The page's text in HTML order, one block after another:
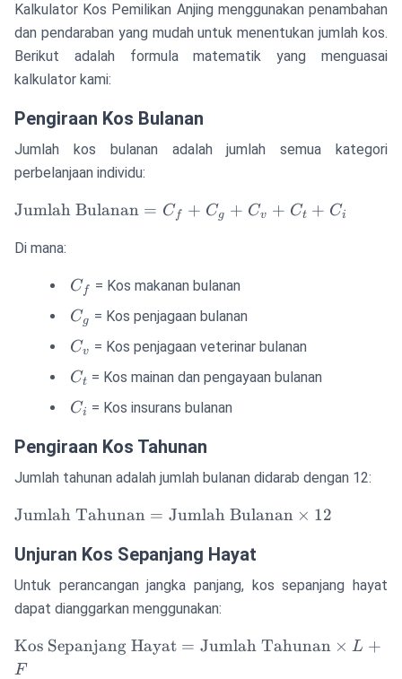
boleh
Kalkulator Kos Pemilikan Anjing menggunakan penambahan
dan pendaraban yang mudah untuk menentukan jumlah kos.
Berikut adalah formula matematik yang menguasai
kalkulator kami:
Pengiraan Kos Bulanan
Jumlah kos bulanan adalah jumlah semua kategori
perbelanjaan individu:
\text{Jumlah
C_f + C_g +
Jumlah Bulanan = Cf + Cg + Cv + Ct + Ci
Di mana:
C_f
Cf = Kos makanan bulanan
C_g
Cg = Kos penjagaan bulanan
C_v
Cv = Kos penjagaan veterinar bulanan
C_t
Ct = Kos mainan dan pengayaan bulanan
C_i
Ci = Kos insurans bulanan
Pengiraan Kos Tahunan
Jumlah tahunan adalah jumlah bulanan didarab dengan 12:
\text{Jumlah
\text{Jumlah
Bulanan}
\times 12
Jumlah Tahunan = Jumlah Bulanan × 12
Unjuran Kos Sepanjang Hayat
Untuk perancangan jangka panjang, kos sepanjang hayat
dapat dianggarkan menggunakan:
\text{Kos
Sepanjang
Kos Sepanjang Hayat = Jumlah Tahunan × L +
F